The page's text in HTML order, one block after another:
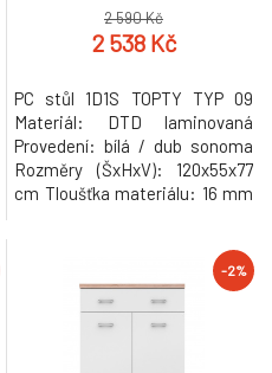
2 590 Kč
2 538 Kč
PC stůl 1D1S TOPTY TYP 09
Materiál: DTD laminovaná
Provedení: bílá / dub sonoma
Rozměry (ŠxHxV): 120x55x77
cm Tloušťka materiálu: 16 mm
-2%